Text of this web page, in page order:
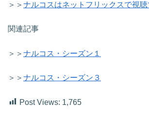
＞＞ ナルコスはネットフリックスで視聴
関連記事
＞＞ ナルコス・シーズン１
＞＞ ナルコス・シーズン３
Post Views: 1,765